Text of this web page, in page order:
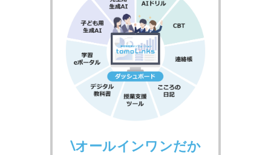
\オールインワンだか